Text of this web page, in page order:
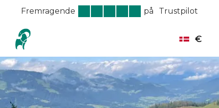
Fremragende på Trustpilot
€